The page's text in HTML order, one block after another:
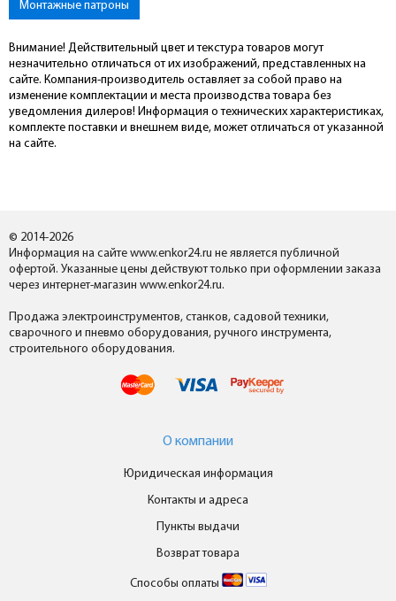
Монтажные патроны
Внимание! Действительный цвет и текстура товаров могут
незначительно отличаться от их изображений, представленных на
сайте. Компания-производитель оставляет за собой право на
изменение комплектации и места производства товара без
уведомления дилеров! Информация о технических характеристиках,
комплекте поставки и внешнем виде, может отличаться от указанной
на сайте.
© 2014-2026
Информация на сайте www.enkor24.ru не является публичной
офертой. Указанные цены действуют только при оформлении заказа
через интернет-магазин www.enkor24.ru.
Продажа электроинструментов, станков, садовой техники,
сварочного и пневмо оборудования, ручного инструмента,
строительного оборудования.
О компании
Юридическая информация
Контакты и адреса
Пункты выдачи
Возврат товара
Способы оплаты